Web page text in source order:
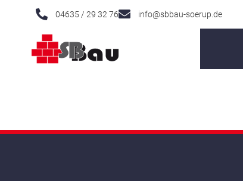
04635 / 29 32 76 info@sbbau-soerup.de